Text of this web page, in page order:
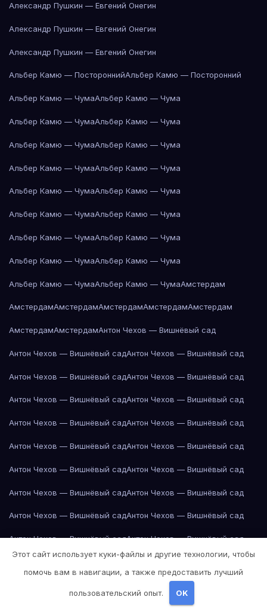
Александр Пушкин — Евгений Онегин
Александр Пушкин — Евгений Онегин
Александр Пушкин — Евгений Онегин
Альбер Камю — ПостороннийАльбер Камю — Посторонний
Альбер Камю — ЧумаАльбер Камю — Чума
Альбер Камю — ЧумаАльбер Камю — Чума
Альбер Камю — ЧумаАльбер Камю — Чума
Альбер Камю — ЧумаАльбер Камю — Чума
Альбер Камю — ЧумаАльбер Камю — Чума
Альбер Камю — ЧумаАльбер Камю — Чума
Альбер Камю — ЧумаАльбер Камю — Чума
Альбер Камю — ЧумаАльбер Камю — Чума
Альбер Камю — ЧумаАльбер Камю — ЧумаАмстердам
АмстердамАмстердамАмстердамАмстердамАмстердам
АмстердамАмстердамАнтон Чехов — Вишнёвый сад
Антон Чехов — Вишнёвый садАнтон Чехов — Вишнёвый сад
Антон Чехов — Вишнёвый садАнтон Чехов — Вишнёвый сад
Антон Чехов — Вишнёвый садАнтон Чехов — Вишнёвый сад
Антон Чехов — Вишнёвый садАнтон Чехов — Вишнёвый сад
Антон Чехов — Вишнёвый садАнтон Чехов — Вишнёвый сад
Антон Чехов — Вишнёвый садАнтон Чехов — Вишнёвый сад
Антон Чехов — Вишнёвый садАнтон Чехов — Вишнёвый сад
Антон Чехов — Вишнёвый садАнтон Чехов — Вишнёвый сад
Антон Чехов — Вишнёвый садАнтон Чехов — Вишнёвый сад
Антон Чехов — Вишнёвый сад Антон Чехов — Вишнёвый сад
Антон Чехов — Вишнёвый сад
АпельсинАпельсин
Этот сайт использует куки-файлы и другие технологии, чтобы
помочь вам в навигации, а также предоставить лучший
пользовательский опыт. OK